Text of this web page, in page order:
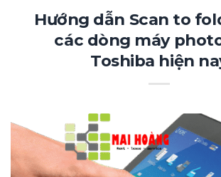
Hướng dẫn Scan to
các dòng máy
Toshiba hiện